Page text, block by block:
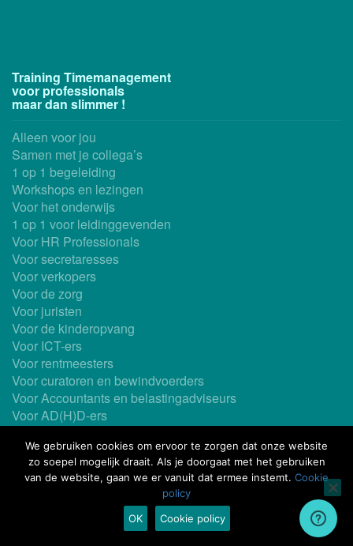
Training Timemanagement
voor professionals
maar dan slimmer !
Alleen voor jou
Samen met je collega’s
1 op 1 begeleiding
Workshops en lezingen
Voor het onderwijs
1 op 1 voor leidinggevenden
Voor HR Professionals
Voor secretaresses
Voor verkopers
Voor de zorg
Voor juristen
Voor de kinderopvang
Voor ICT-ers
Voor rentmeesters
Voor curatoren en bewindvoerders
Voor Accountants en belastingadviseurs
Voor AD(H)D-ers
Ook als In-company
Maatwerk mogelijk
Coaching
Timemanagementboeken
This site is protected by reCAPTCHA and the Google Privacy PolicyandTerms of Service
We gebruiken cookies om ervoor te zorgen dat onze website
zo soepel mogelijk draait. Als je doorgaat met het gebruiken
van de website, gaan we er vanuit dat ermee instemt. Cookie
policy
OK
Cookie policy